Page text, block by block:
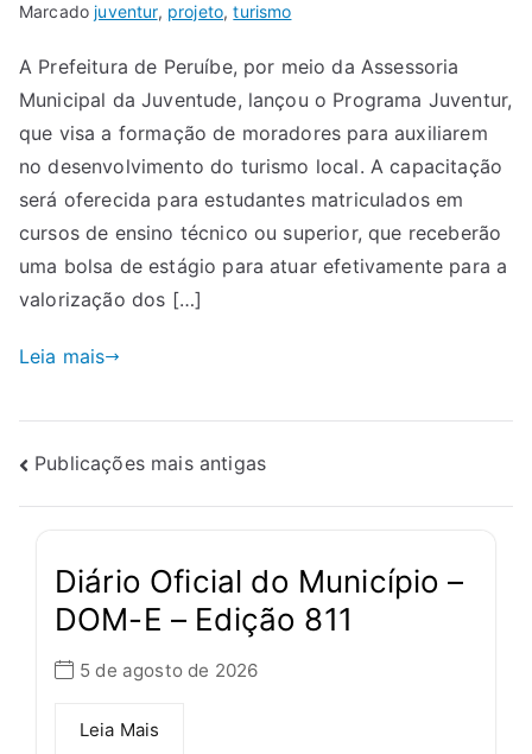
Marcado juventur, projeto,turismo
A Prefeitura de Peruíbe, por meio da Assessoria
Municipal da Juventude, lançou o Programa Juventur,
que visa a formação de moradores para auxiliarem
no desenvolvimento do turismo local. A capacitação
será oferecida para estudantes matriculados em
cursos de ensino técnico ou superior, que receberão
uma bolsa de estágio para atuar efetivamente para a
valorização dos […]
Leia mais
Publicações mais antigas
Diário Oficial do Município –
DOM-E – Edição 811
5 de agosto de 2026
Leia Mais